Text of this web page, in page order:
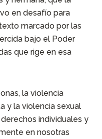
en desafío para
marcado por las
bajo el Poder
que rige en esa
la violencia
y la violencia sexual
individuales y
en nosotras